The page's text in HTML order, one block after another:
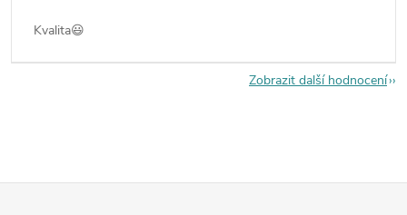
Kvalita😃
Zobrazit další hodnocení